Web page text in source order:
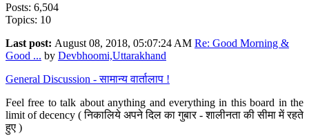
Posts: 6,504
Topics: 10
Last post: August 08, 2018, 05:07:24 AM Re: Good Morning &
Good ... by Devbhoomi,Uttarakhand
General Discussion - सामान्य वार्तालाप !
Feel free to talk about anything and everything in this board in the
limit of decency ( निकालिये अपने दिल का गुबार - शालीनता की सीमा में रहते
हुए )